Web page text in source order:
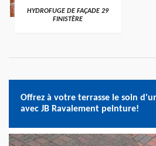
HYDROFUGE DE FAÇADE 29
FINISTÈRE
Offrez à votre terrasse le soin
avec JB Ravalement peinture!